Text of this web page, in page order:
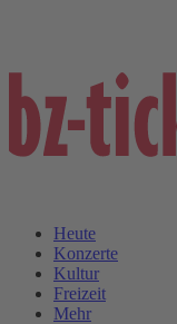
Heute
Konzerte
Kultur
Freizeit
Mehr